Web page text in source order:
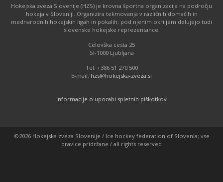
Hokejska zveza Slovenije (HZS) je krovna športna organizacija na področju
hokeja v Sloveniji. Organizira tekmovanja v različnih domačih in
mednarodnih hokejskih ligah in pokalih; pod njenim okriljem delujejo tudi
slovenske hokejske reprezentance.
Celovška cesta 25
SI-1000 Ljubljana
Tel: +386 51 270 500
E-mail: hzs@hokejska-zveza.si
Informacije o uporabi spletnih piškotkov
©2026 Hokejska zveza Slovenije / Ice hockey federation of Slovenia; vse
pravice pridržane / all rights reserved